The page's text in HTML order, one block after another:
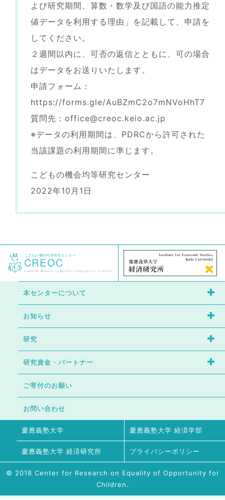
よび研究期間、算数・数学及び国語の能力推定
値データを利用する理由」を記載して、申請を
してください。
２週間以内に、可否の返信とともに、可の場合
はデータをお送りいたします。
申請フォーム：
https://forms.gle/AuBZmC2o7mNVoHhT7
質問先：office@creoc.keio.ac.jp
※データの利用期間は、PDRCから許可された
当該課題の利用期間に準じます。
こどもの機会均等研究センター
2022年10月1日
本センターについて
センター長あいさつ
お知らせ
ニュース
研究上の発見
研究
研究成果
プロジェクト
日本子どもパネル調査(JCPS)
研究資金・パートナー
研究協力者の募集
パートナーとの連携
ご寄付のお願い
お問い合わせ
慶應義塾大学 慶應義塾大学 経済学部
慶應義塾大学 経済研究所 プライバシーポリシー
© 2018 Center for Research on Equality of Opportunity for
Children.